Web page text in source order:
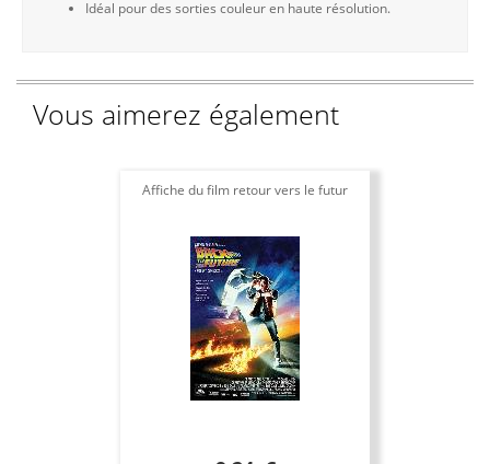
Idéal pour des sorties couleur en haute résolution.
Vous aimerez également
Affiche du film retour vers le futur